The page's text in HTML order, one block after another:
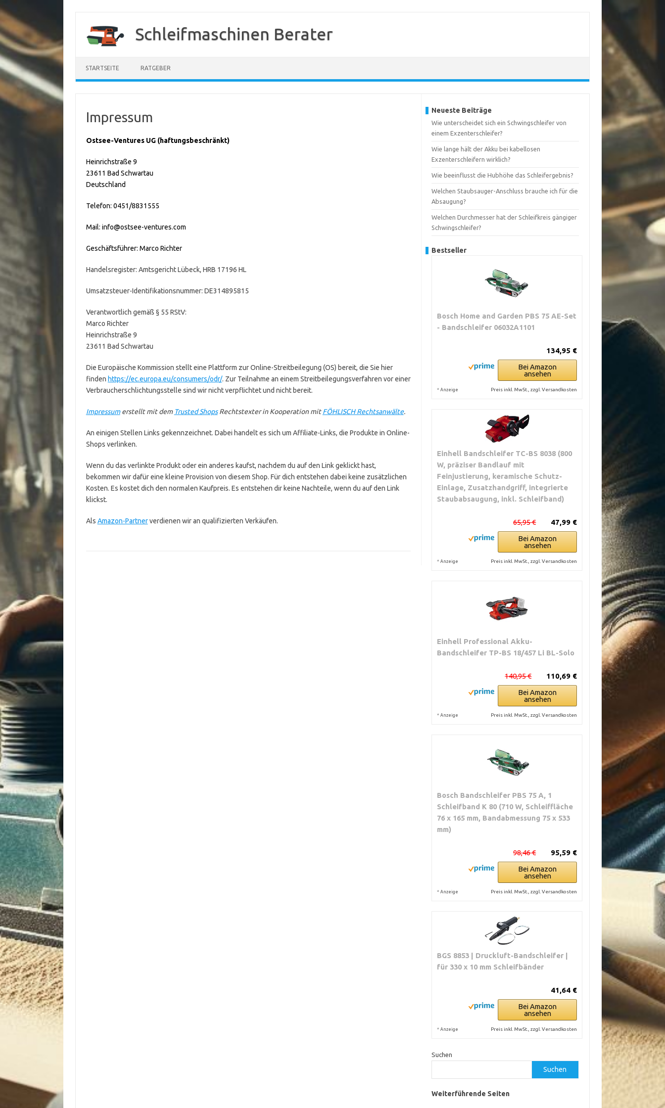
springen
Schleifmaschinen Berater
STARTSEITE RATGEBER
Impressum
Ostsee-Ventures UG (haftungsbeschränkt)
Heinrichstraße 9
23611 Bad Schwartau
Deutschland
Telefon: 0451/8831555
Mail: info@ostsee-ventures.com
Geschäftsführer: Marco Richter
Handelsregister: Amtsgericht Lübeck, HRB 17196 HL
Umsatzsteuer-Identifikationsnummer: DE314895815
Verantwortlich gemäß § 55 RStV:
Marco Richter
Heinrichstraße 9
23611 Bad Schwartau
Die Europäische Kommission stellt eine Plattform zur Online-Streitbeilegung (OS) bereit, die Sie hier
finden https://ec.europa.eu/consumers/odr/. Zur Teilnahme an einem Streitbeilegungsverfahren vor einer
Verbraucherschlichtungsstelle sind wir nicht verpflichtet und nicht bereit.
Impressumerstellt mit dem Trusted ShopsRechtstexter in Kooperation mitFÖHLISCH Rechtsanwälte.
An einigen Stellen Links gekennzeichnet. Dabei handelt es sich um Affiliate-Links, die Produkte in Online-
Shops verlinken.
Wenn du das verlinkte Produkt oder ein anderes kaufst, nachdem du auf den Link geklickt hast,
bekommen wir dafür eine kleine Provision von diesem Shop. Für dich entstehen dabei keine zusätzlichen
Kosten. Es kostet dich den normalen Kaufpreis. Es entstehen dir keine Nachteile, wenn du auf den Link
klickst.
Als Amazon-Partnerverdienen wir an qualifizierten Verkäufen.
Neueste Beiträge
Wie unterscheidet sich ein Schwingschleifer von
einem Exzenterschleifer?
Wie lange hält der Akku bei kabellosen
Exzenterschleifern wirklich?
Wie beeinflusst die Hubhöhe das Schleifergebnis?
Welchen Staubsauger-Anschluss brauche ich für die
Absaugung?
Welchen Durchmesser hat der Schleifkreis gängiger
Schwingschleifer?
Bestseller
Bosch Home and Garden PBS 75 AE-Set
- Bandschleifer 06032A1101
134,95 €
Bei Amazon
ansehen
* Anzeige Preis inkl. MwSt., zzgl. Versandkosten
Einhell Bandschleifer TC-BS 8038 (800
W, präziser Bandlauf mit
Feinjustierung, keramische Schutz-
Einlage, Zusatzhandgriff, integrierte
Staubabsaugung, inkl. Schleifband)
47,99 €
65,95 €
Bei Amazon
ansehen
* Anzeige Preis inkl. MwSt., zzgl. Versandkosten
Einhell Professional Akku-
Bandschleifer TP-BS 18/457 Li BL-Solo
110,69 €
140,95 €
Bei Amazon
ansehen
* Anzeige Preis inkl. MwSt., zzgl. Versandkosten
Bosch Bandschleifer PBS 75 A, 1
Schleifband K 80 (710 W, Schleiffläche
76 x 165 mm, Bandabmessung 75 x 533
mm)
95,59 €
98,46 €
Bei Amazon
ansehen
* Anzeige Preis inkl. MwSt., zzgl. Versandkosten
BGS 8853 | Druckluft-Bandschleifer |
für 330 x 10 mm Schleifbänder
41,64 €
Bei Amazon
ansehen
* Anzeige Preis inkl. MwSt., zzgl. Versandkosten
Suchen
Suchen
Weiterführende Seiten